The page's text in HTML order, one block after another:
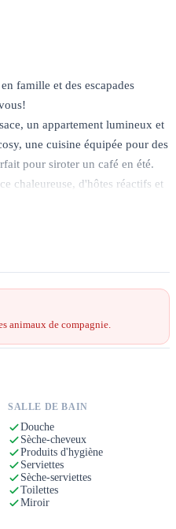
famille et des escapades
un appartement lumineux et
une cuisine équipée pour des
pour siroter un café en été.
chaleureuse, d'hôtes réactifs et
pièce à vivre avec espaces
une expérience authentique en
ajoutez une note de magie à vos
animaux de compagnie.
SALLE DE BAIN
Douche
Sèche-cheveux
Produits d'hygiène
Serviettes
Sèche-serviettes
Toilettes
Miroir